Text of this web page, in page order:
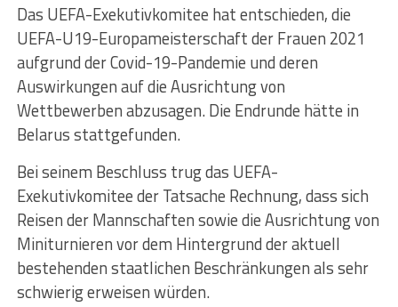
Das UEFA-Exekutivkomitee hat entschieden, die
UEFA-U19-Europameisterschaft der Frauen 2021
aufgrund der Covid-19-Pandemie und deren
Auswirkungen auf die Ausrichtung von
Wettbewerben abzusagen. Die Endrunde hätte in
Belarus stattgefunden.
Bei seinem Beschluss trug das UEFA-
Exekutivkomitee der Tatsache Rechnung, dass sich
Reisen der Mannschaften sowie die Ausrichtung von
Miniturnieren vor dem Hintergrund der aktuell
bestehenden staatlichen Beschränkungen als sehr
schwierig erweisen würden.